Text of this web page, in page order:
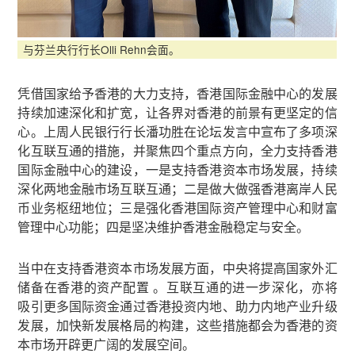
与芬兰央行行长Olli Rehn会面。
凭借国家给予香港的大力支持，香港国际金融中心的发展
持续加速深化和扩宽，让各界对香港的前景有更坚定的信
心。上周人民银行行长潘功胜在论坛发言中宣布了多项深
化互联互通的措施，并聚焦四个重点方向，全力支持香港
国际金融中心的建设，一是支持香港资本市场发展，持续
深化两地金融市场互联互通；二是做大做强香港离岸人民
币业务枢纽地位；三是强化香港国际资产管理中心和财富
管理中心功能；四是坚决维护香港金融稳定与安全。
当中在支持香港资本市场发展方面，中央将提高国家外汇
储备在香港的资产配置 。互联互通的进一步深化，亦将
吸引更多国际资金通过香港投资内地、助力内地产业升级
发展，加快新发展格局的构建，这些措施都会为香港的资
本市场开辟更广阔的发展空间。